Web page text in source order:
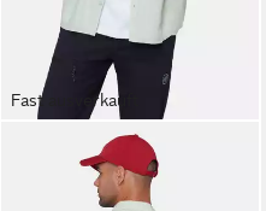
Fast ausverkauft
MAMMUTKurzarmhemd
Alvra Summer Shirt Men